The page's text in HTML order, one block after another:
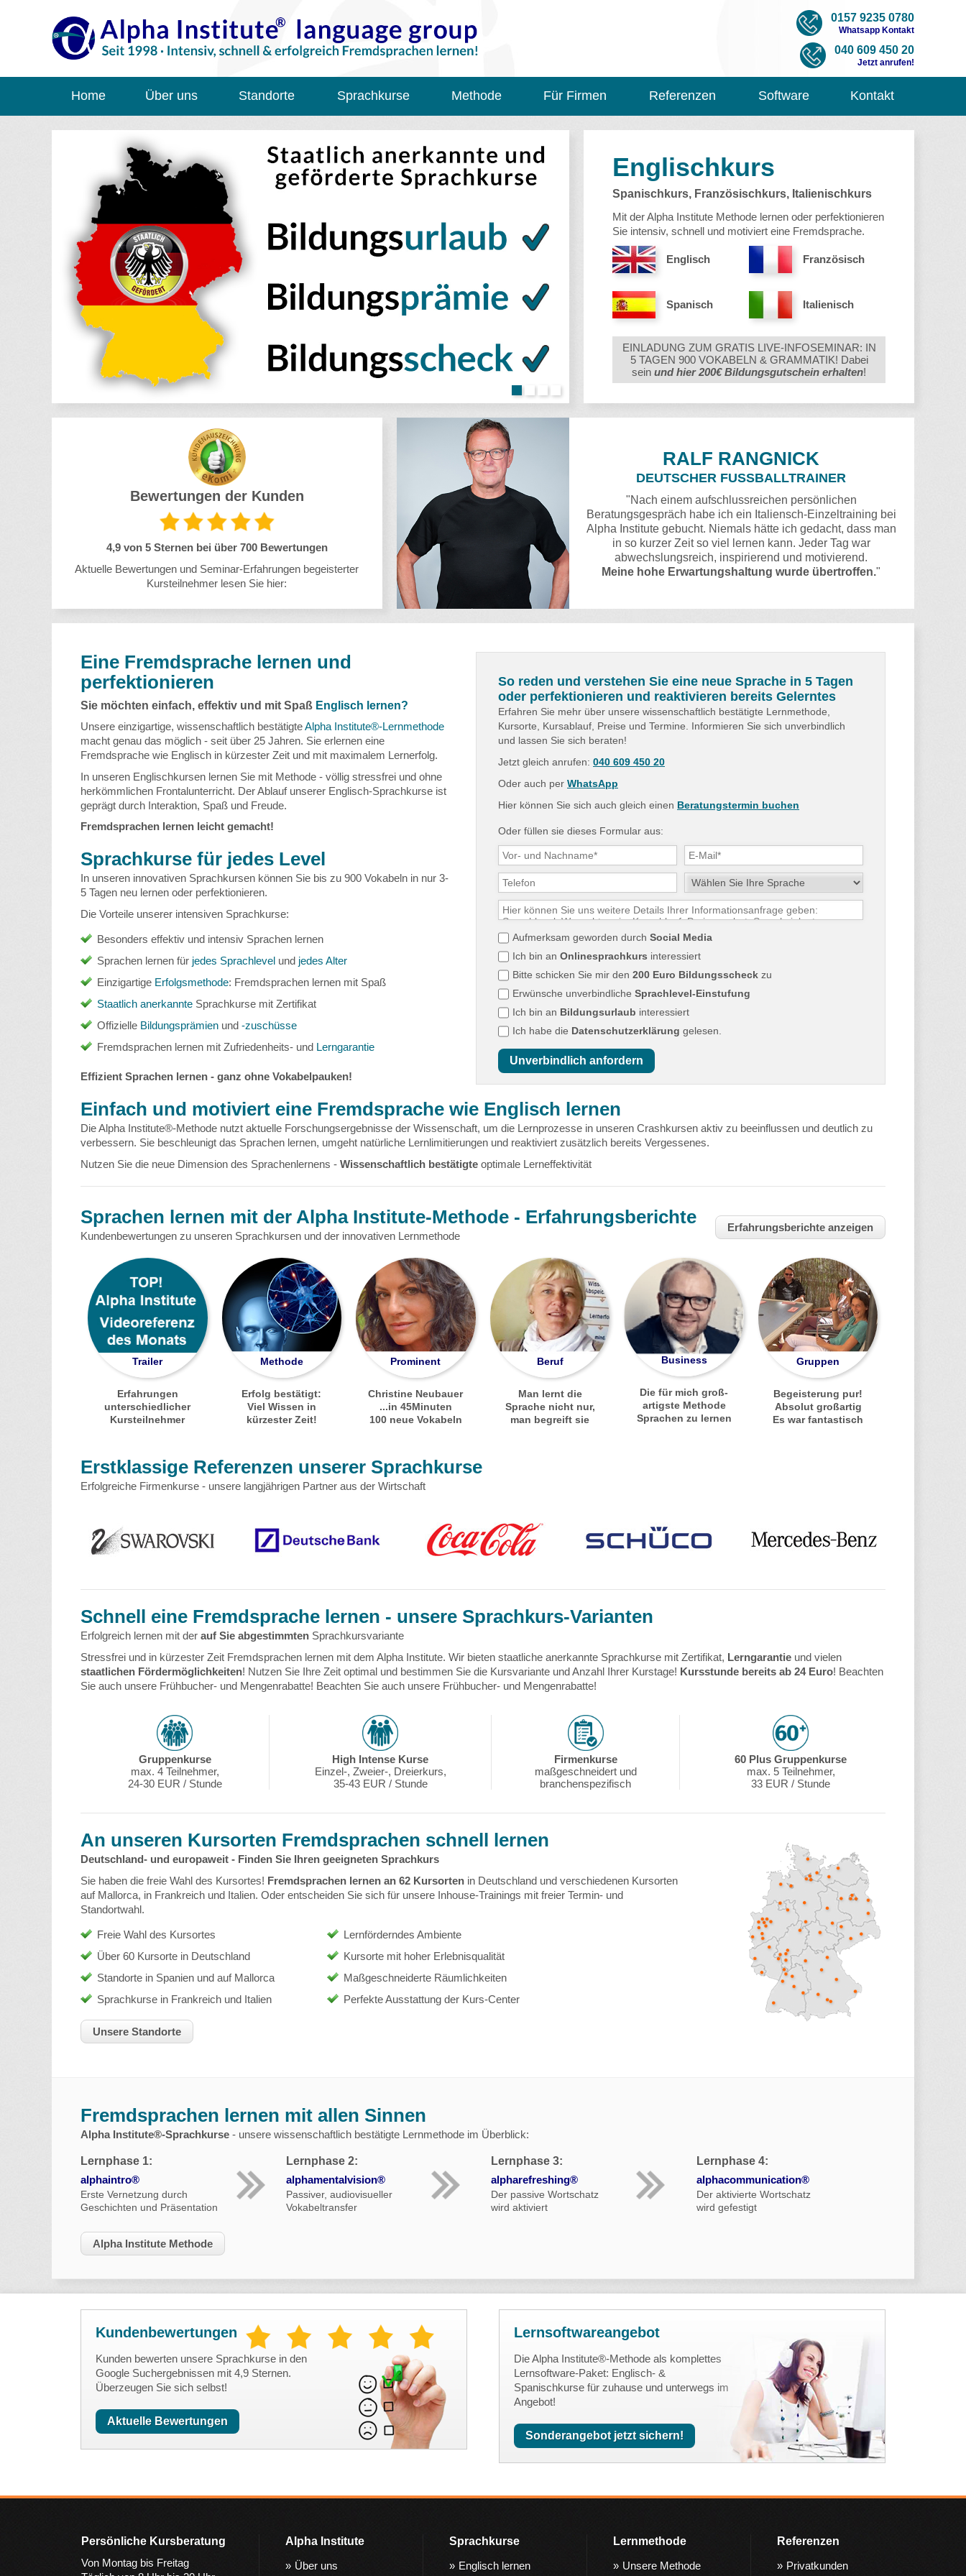
0157 9235 0780
Whatsapp Kontakt
040 609 450 20
Jetzt anrufen!
Home Über uns Standorte Sprachkurse Methode Für Firmen Referenzen Software Kontakt
Englischkurs
Spanischkurs, Französischkurs, Italienischkurs
Mit der Alpha Institute Methode lernen oder perfektionieren
Sie intensiv, schnell und motiviert eine Fremdsprache.
Englisch Französisch
Spanisch Italienisch
EINLADUNG ZUM GRATIS LIVE-INFOSEMINAR: IN
5 TAGEN 900 VOKABELN & GRAMMATIK! Dabei
seinund hier 200€ Bildungsgutschein erhalten!
Bewertungen der Kunden
4,9 von 5 Sternen bei über 700 Bewertungen
Aktuelle Bewertungen und Seminar-Erfahrungen begeisterter
Kursteilnehmer lesen Sie hier:
RALF RANGNICK
DEUTSCHER FUSSBALLTRAINER
"Nach einem aufschlussreichen persönlichen
Beratungsgespräch habe ich ein Italiensch-Einzeltraining bei
Alpha Institute gebucht. Niemals hätte ich gedacht, dass man
in so kurzer Zeit so viel lernen kann. Jeder Tag war
abwechslungsreich, inspirierend und motivierend.
Meine hohe Erwartungshaltung wurde übertroffen."
Eine Fremdsprache lernen und
perfektionieren
Sie möchten einfach, effektiv und mit Spaß Englisch lernen?
Unsere einzigartige, wissenschaftlich bestätigteAlpha Institute®-Lernmethode
macht genau das möglich - seit über 25 Jahren. Sie erlernen eine
Fremdsprache wie Englisch in kürzester Zeit und mit maximalem Lernerfolg.
In unseren Englischkursen lernen Sie mit Methode - völlig stressfrei und ohne
herkömmlichen Frontalunterricht. Der Ablauf unserer Englisch-Sprachkurse ist
geprägt durch Interaktion, Spaß und Freude.
Fremdsprachen lernen leicht gemacht!
Sprachkurse für jedes Level
In unseren innovativen Sprachkursen können Sie bis zu 900 Vokabeln in nur 3-
5 Tagen neu lernen oder perfektionieren.
Die Vorteile unserer intensiven Sprachkurse:
Besonders effektiv und intensiv Sprachen lernen
Sprachen lernen für jedes Sprachlevel und jedes Alter
Einzigartige Erfolgsmethode: Fremdsprachen lernen mit Spaß
Staatlich anerkannte Sprachkurse mit Zertifikat
Offizielle Bildungsprämien und -zuschüsse
Fremdsprachen lernen mit Zufriedenheits- und Lerngarantie
Effizient Sprachen lernen - ganz ohne Vokabelpauken!
So reden und verstehen Sie eine neue Sprache in 5 Tagen
oder perfektionieren und reaktivieren bereits Gelerntes
Erfahren Sie mehr über unsere wissenschaftlich bestätigte Lernmethode,
Kursorte, Kursablauf, Preise und Termine. Informieren Sie sich unverbindlich
und lassen Sie sich beraten!
Jetzt gleich anrufen: 040 609 450 20
Oder auch per WhatsApp
Hier können Sie sich auch gleich einen Beratungstermin buchen
Oder füllen sie dieses Formular aus:
Aufmerksam geworden durch Social Media
Ich bin an Onlinesprachkurs interessiert
Bitte schicken Sie mir den 200 Euro Bildungsscheck zu
Erwünsche unverbindliche Sprachlevel-Einstufung
Ich bin an Bildungsurlaub interessiert
Ich habe die Datenschutzerklärung gelesen.
Unverbindlich anfordern
Einfach und motiviert eine Fremdsprache wie Englisch lernen
Die Alpha Institute®-Methode nutzt aktuelle Forschungsergebnisse der Wissenschaft, um die Lernprozesse in unseren Crashkursen aktiv zu beeinflussen und deutlich zu
verbessern. Sie beschleunigt das Sprachen lernen, umgeht natürliche Lernlimitierungen und reaktiviert zusätzlich bereits Vergessenes.
Nutzen Sie die neue Dimension des Sprachenlernens - Wissenschaftlich bestätigte optimale Lerneffektivität
Sprachen lernen mit der Alpha Institute-Methode - Erfahrungsberichte
Kundenbewertungen zu unseren Sprachkursen und der innovativen Lernmethode
Trailer
Erfahrungen
unterschiedlicher
Kursteilnehmer
Methode
Erfolg bestätigt:
Viel Wissen in
kürzester Zeit!
Prominent
Christine Neubauer
...in 45Minuten
100 neue Vokabeln
Beruf
Man lernt die
Sprache nicht nur,
man begreift sie
Business
Die für mich groß-
artigste Methode
Sprachen zu lernen
Gruppen
Begeisterung pur!
Absolut großartig
Es war fantastisch
Erfahrungsberichte anzeigen
Erstklassige Referenzen unserer Sprachkurse
Erfolgreiche Firmenkurse - unsere langjährigen Partner aus der Wirtschaft
Schnell eine Fremdsprache lernen - unsere Sprachkurs-Varianten
Erfolgreich lernen mit der auf Sie abgestimmten Sprachkursvariante
Stressfrei und in kürzester Zeit Fremdsprachen lernen mit dem Alpha Institute. Wir bieten staatliche anerkannte Sprachkurse mit Zertifikat, Lerngarantie und vielen
staatlichen Fördermöglichkeiten! Nutzen Sie Ihre Zeit optimal und bestimmen Sie die Kursvariante und Anzahl Ihrer Kurstage! Kursstunde bereits ab 24 Euro! Beachten
Sie auch unsere Frühbucher- und Mengenrabatte! Beachten Sie auch unsere Frühbucher- und Mengenrabatte!
Gruppenkurse
max. 4 Teilnehmer,
24-30 EUR / Stunde
High Intense Kurse
Einzel-, Zweier-, Dreierkurs,
35-43 EUR / Stunde
Firmenkurse
maßgeschneidert und
branchenspezifisch
60 Plus Gruppenkurse
max. 5 Teilnehmer,
33 EUR / Stunde
An unseren Kursorten Fremdsprachen schnell lernen
Deutschland- und europaweit - Finden Sie Ihren geeigneten Sprachkurs
Sie haben die freie Wahl des Kursortes! Fremdsprachen lernen an 62 Kursorten in Deutschland und verschiedenen Kursorten
auf Mallorca, in Frankreich und Italien. Oder entscheiden Sie sich für unsere Inhouse-Trainings mit freier Termin- und
Standortwahl.
Freie Wahl des Kursortes
Über 60 Kursorte in Deutschland
Standorte in Spanien und auf Mallorca
Sprachkurse in Frankreich und Italien
Lernförderndes Ambiente
Kursorte mit hoher Erlebnisqualität
Maßgeschneiderte Räumlichkeiten
Perfekte Ausstattung der Kurs-Center
Unsere Standorte
Fremdsprachen lernen mit allen Sinnen
Alpha Institute®-Sprachkurse - unsere wissenschaftlich bestätigte Lernmethode im Überblick:
Lernphase 1:
alphaintro®
Erste Vernetzung durch
Geschichten und Präsentation
Lernphase 2:
alphamentalvision®
Passiver, audiovisueller
Vokabeltransfer
Lernphase 3:
alpharefreshing®
Der passive Wortschatz
wird aktiviert
Lernphase 4:
alphacommunication®
Der aktivierte Wortschatz
wird gefestigt
Alpha Institute Methode
Kundenbewertungen
Kunden bewerten unsere Sprachkurse in den
Google Suchergebnissen mit 4,9 Sternen.
Überzeugen Sie sich selbst!
Aktuelle Bewertungen
Lernsoftwareangebot
Die Alpha Institute®-Methode als komplettes
Lernsoftware-Paket: Englisch- &
Spanischkurse für zuhause und unterwegs im
Angebot!
Sonderangebot jetzt sichern!
Persönliche Kursberatung
Von Montag bis Freitag
Alpha Institute
Über uns
Sprachkurse
Englisch lernen
Lernmethode
Unsere Methode
Referenzen
Privatkunden